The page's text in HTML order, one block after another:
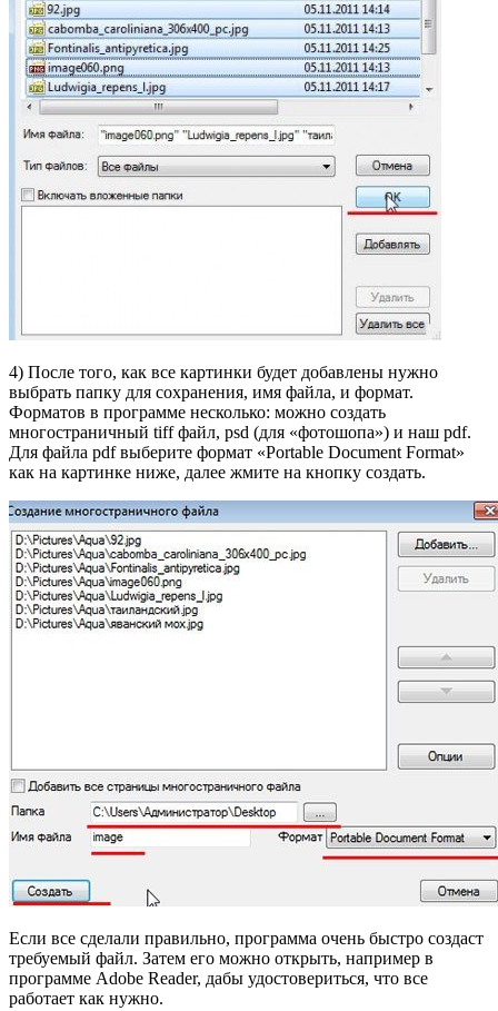
4) После того, как все картинки будет добавлены нужно
выбрать папку для сохранения, имя файла, и формат.
Форматов в программе несколько: можно создать
многостраничный tiff файл, psd (для «фотошопа») и наш pdf.
Для файла pdf выберите формат «Portable Document Format»
как на картинке ниже, далее жмите на кнопку создать.
Если все сделали правильно, программа очень быстро создаст
требуемый файл. Затем его можно открыть, например в
программе Adobe Reader, дабы удостовериться, что все
работает как нужно.